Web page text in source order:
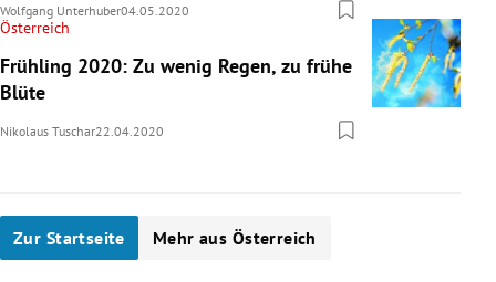
Wolfgang Unterhuber04.05.2020
Österreich
Frühling 2020: Zu wenig Regen, zu frühe
Blüte
Nikolaus Tuschar22.04.2020
Zur Startseite Mehr aus Österreich